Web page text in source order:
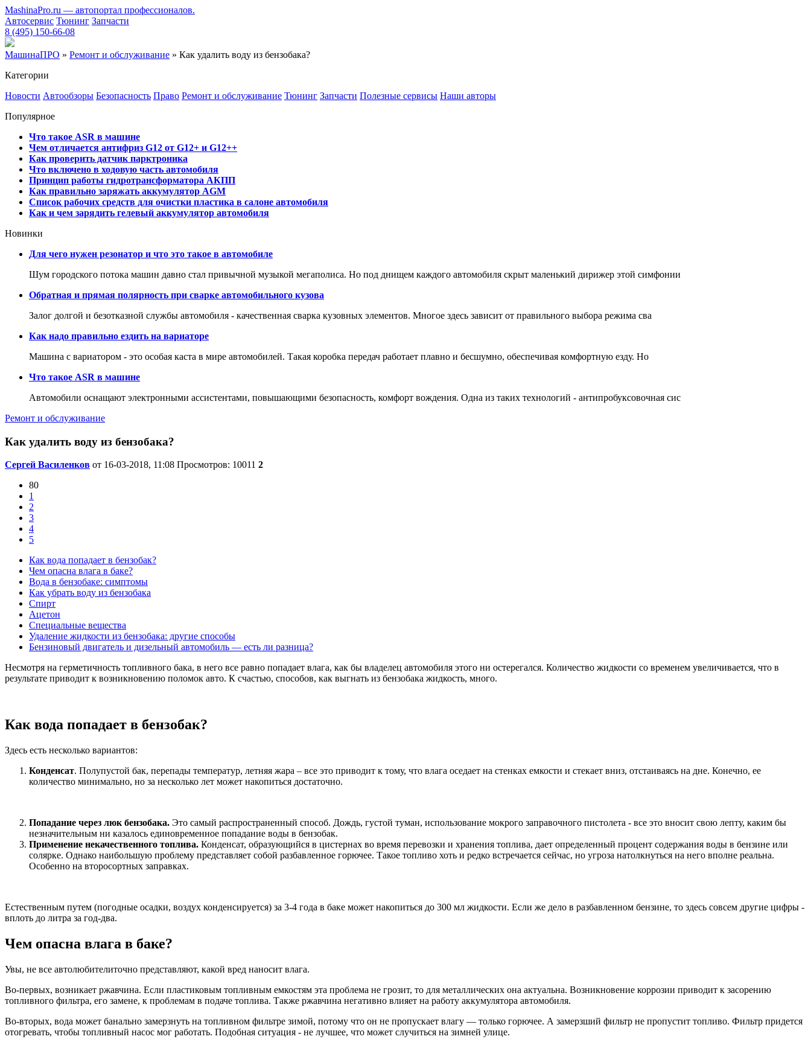
MashinaPro.ru — автопортал профессионалов.
Автосервис Тюнинг Запчасти
8 (495) 150-66-08
МашинаПРО » Ремонт и обслуживание » Как удалить воду из бензобака?
Категории
Новости Автообзоры Безопасность Право Ремонт и обслуживание Тюнинг Запчасти Полезные сервисы Наши авторы
Популярное
Что такое ASR в машине
Чем отличается антифриз G12 от G12+ и G12++
Как проверить датчик парктроника
Что включено в ходовую часть автомобиля
Принцип работы гидротрансформатора АКПП
Как правильно заряжать аккумулятор AGM
Список рабочих средств для очистки пластика в салоне автомобиля
Как и чем зарядить гелевый аккумулятор автомобиля
Новинки
Для чего нужен резонатор и что это такое в автомобиле
Шум городского потока машин давно стал привычной музыкой мегаполиса. Но под днищем каждого автомобиля скрыт маленький дирижер этой симфонии
Обратная и прямая полярность при сварке автомобильного кузова
Залог долгой и безотказной службы автомобиля - качественная сварка кузовных элементов. Многое здесь зависит от правильного выбора режима сва
Как надо правильно ездить на вариаторе
Машина с вариатором - это особая каста в мире автомобилей. Такая коробка передач работает плавно и бесшумно, обеспечивая комфортную езду. Но
Что такое ASR в машине
Автомобили оснащают электронными ассистентами, повышающими безопасность, комфорт вождения. Одна из таких технологий - антипробуксовочная сис
Ремонт и обслуживание
Как удалить воду из бензобака?
Сергей Василенков от 16-03-2018, 11:08 Просмотров: 10011 2
80
1
2
3
4
5
Как вода попадает в бензобак?
Чем опасна влага в баке?
Вода в бензобаке: симптомы
Как убрать воду из бензобака
Спирт
Ацетон
Специальные вещества
Удаление жидкости из бензобака: другие способы
Бензиновый двигатель и дизельный автомобиль — есть ли разница?
Несмотря на герметичность топливного бака, в него все равно попадает влага, как бы владелец автомобиля этого ни остерегался. Количество жидкости со временем увеличивается, что в
результате приводит к возникновению поломок авто. К счастью, способов, как выгнать из бензобака жидкость, много.
Как вода попадает в бензобак?
Здесь есть несколько вариантов:
Конденсат. Полупустой бак, перепады температур, летняя жара – все это приводит к тому, что влага оседает на стенках емкости и стекает вниз, отстаиваясь на дне. Конечно, ее
количество минимально, но за несколько лет может накопиться достаточно.
Попадание через люк бензобака. Это самый распространенный способ. Дождь, густой туман, использование мокрого заправочного пистолета - все это вносит свою лепту, каким бы
незначительным ни казалось единовременное попадание воды в бензобак.
Применение некачественного топлива. Конденсат, образующийся в цистернах во время перевозки и хранения топлива, дает определенный процент содержания воды в бензине или
солярке. Однако наибольшую проблему представляет собой разбавленное горючее. Такое топливо хоть и редко встречается сейчас, но угроза натолкнуться на него вполне реальна.
Особенно на второсортных заправках.
Естественным путем (погодные осадки, воздух конденсируется) за 3-4 года в баке может накопиться до 300 мл жидкости. Если же дело в разбавленном бензине, то здесь совсем другие цифры -
вплоть до литра за год-два.
Чем опасна влага в баке?
Увы, не все автолюбителиточно представляют, какой вред наносит влага.
Во-первых, возникает ржавчина. Если пластиковым топливным емкостям эта проблема не грозит, то для металлических она актуальна. Возникновение коррозии приводит к засорению
топливного фильтра, его замене, к проблемам в подаче топлива. Также ржавчина негативно влияет на работу аккумулятора автомобиля.
Во-вторых, вода может банально замерзнуть на топливном фильтре зимой, потому что он не пропускает влагу — только горючее. А замерзший фильтр не пропустит топливо. Фильтр придется
отогревать, чтобы топливный насос мог работать. Подобная ситуация - не лучшее, что может случиться на зимней улице.